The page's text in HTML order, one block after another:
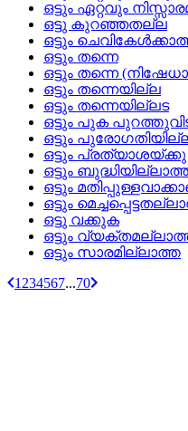
ഒട്ടും ഏറ്റവും
ഒട്ടു കുറഞ്ഞതല്ല
ഒട്ടും
ഒട്ടും തന്നെ
ഒട്ടും തന്നെ
ഒട്ടും തന്നെയില്ല
ഒട്ടും തന്നെയില്ലട
ഒട്ടും പുക
ഒട്ടും
ഒട്ടും
ഒട്ടും
ഒട്ടും
ഒട്ടും
ഒട്ടു വക്കുക
ഒട്ടും
ഒട്ടും സാരമില്ലാത്ത
1 234567...70